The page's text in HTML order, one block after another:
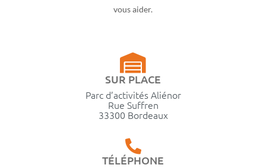
vous aider.
SUR PLACE
Parc d’activités Aliénor
Rue Suffren
33300 Bordeaux
TÉLÉPHONE